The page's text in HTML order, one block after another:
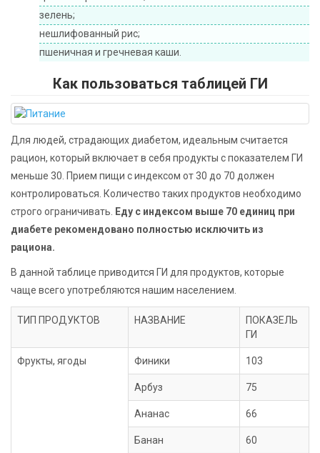
зелень;
нешлифованный рис;
пшеничная и гречневая каши.
Как пользоваться таблицей ГИ
Для людей, страдающих диабетом, идеальным считается
рацион, который включает в себя продукты с показателем ГИ
меньше 30. Прием пищи с индексом от 30 до 70 должен
контролироваться. Количество таких продуктов необходимо
строго ограничивать.
Еду с индексом выше 70 единиц при
диабете рекомендовано полностью исключить из
рациона.
В данной таблице приводится ГИ для продуктов, которые
чаще всего употребляются нашим населением.
ТИП ПРОДУКТОВ НАЗВАНИЕ
ПОКАЗЕЛЬ
ГИ
Фрукты, ягоды Финики 103
Арбуз 75
Ананас 66
Банан 60